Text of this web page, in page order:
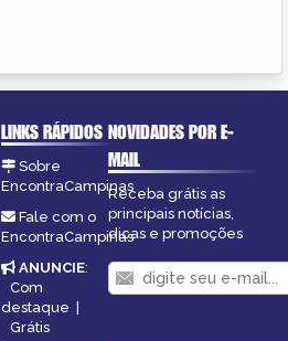
LINKS RÁPIDOS
Sobre
EncontraCampinas
Fale com o
EncontraCampinas
ANUNCIE:
Com
destaque |
Grátis
NOVIDADES POR E-
MAIL
Receba grátis as
principais notícias,
dicas e promoções